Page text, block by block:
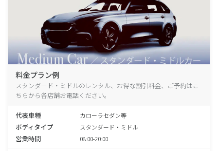
料金プラン例
スタンダード・ミドルのレンタル、お得な割引料金、ご予約はこ
ちらから各店舗お電話ください。
代表車種 カローラセダン等
ボディタイプ スタンダード・ミドル
営業時間 08:00-20:00